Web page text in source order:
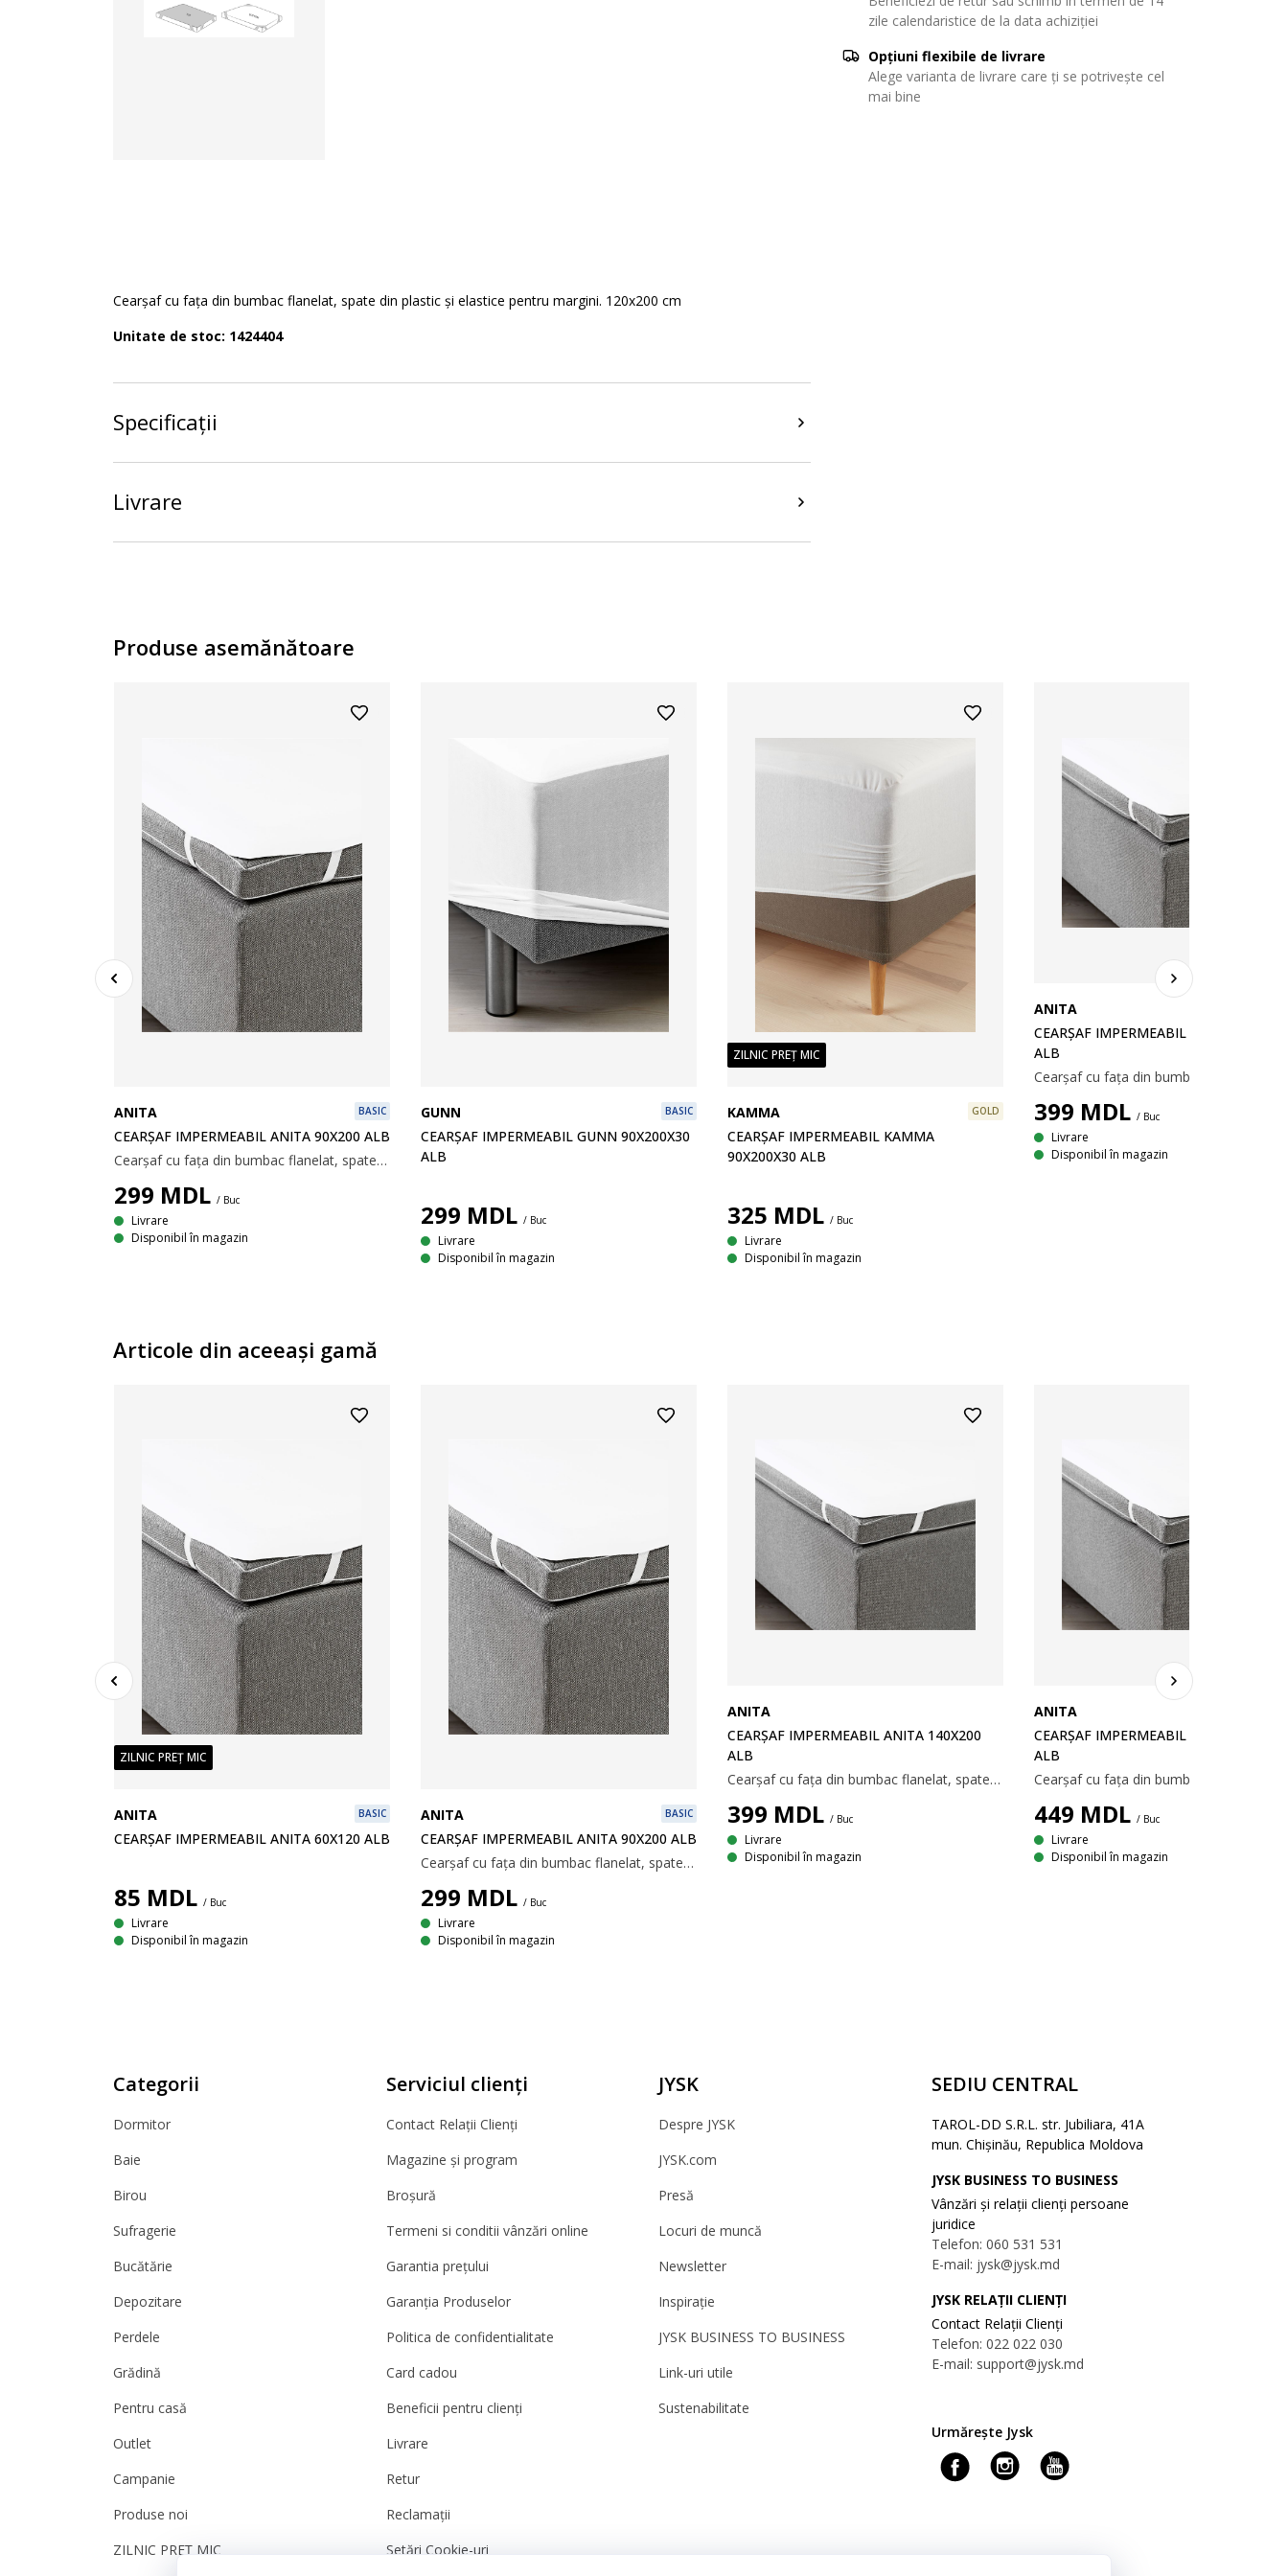
zile calendaristice de la data achiziției
Opțiuni flexibile de livrare
Alege varianta de livrare care ți se potrivește cel
mai bine
Cearșaf cu fața din bumbac flanelat, spate din plastic și elastice pentru margini. 120x200 cm
Unitate de stoc: 1424404
Specificații
Livrare
Produse asemănătoare
ANITA BASIC
CEARȘAF IMPERMEABIL ANITA 90X200 ALB
Cearșaf cu fața din bumbac flanelat, spate din plastic și elastice pentru margini. 90x200 cm
299 MDL / Buc
Livrare
Disponibil în magazin
GUNN BASIC
CEARȘAF IMPERMEABIL GUNN 90X200X30
ALB
299 MDL / Buc
Livrare
Disponibil în magazin
ZILNIC PREȚ MIC
KAMMA GOLD
CEARȘAF IMPERMEABIL KAMMA
90X200X30 ALB
325 MDL / Buc
Livrare
Disponibil în magazin
ANITA
CEARȘAF IMPERMEABIL ANITA 140X200
ALB
399 MDL / Buc
Livrare
Disponibil în magazin
Articole din aceeaşi gamă
ZILNIC PREȚ MIC
ANITA BASIC
CEARȘAF IMPERMEABIL ANITA 60X120 ALB
85 MDL / Buc
Livrare
Disponibil în magazin
ANITA BASIC
CEARȘAF IMPERMEABIL ANITA 90X200 ALB
Cearșaf cu fața din bumbac flanelat, spate din plastic și elastice pentru margini. 90x200 cm
299 MDL / Buc
Livrare
Disponibil în magazin
ANITA
CEARȘAF IMPERMEABIL ANITA 140X200
ALB
Cearșaf cu fața din bumbac flanelat, spate din plastic și elastice pentru margini. 140x200 cm
399 MDL / Buc
Livrare
Disponibil în magazin
ANITA
CEARȘAF IMPERMEABIL ANITA 160X200
ALB
449 MDL / Buc
Livrare
Disponibil în magazin
Categorii
Dormitor
Baie
Birou
Sufragerie
Bucătărie
Depozitare
Perdele
Grădină
Pentru casă
Outlet
Campanie
Produse noi
ZILNIC PREȚ MIC
Serviciul clienți
Contact Relații Clienți
Magazine și program
Broșură
Termeni si conditii vânzări online
Garantia prețului
Garanția Produselor
Politica de confidentialitate
Card cadou
Beneficii pentru clienți
Livrare
Retur
Reclamații
Setări Cookie-uri
JYSK
Despre JYSK
JYSK.com
Presă
Locuri de muncă
Newsletter
Inspirație
JYSK BUSINESS TO BUSINESS
Link-uri utile
Sustenabilitate
SEDIU CENTRAL
TAROL-DD S.R.L. str. Jubiliara, 41A
mun. Chișinău, Republica Moldova
JYSK BUSINESS TO BUSINESS
Vânzări și relații clienți persoane
juridice
Telefon: 060 531 531
E-mail: jysk@jysk.md
JYSK RELAȚII CLIENȚI
Contact Relații Clienți
Telefon: 022 022 030
E-mail: support@jysk.md
Urmărește Jysk